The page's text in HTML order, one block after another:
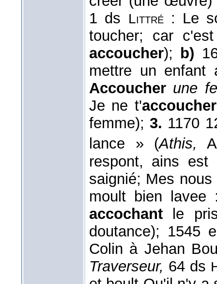
1 ds
Littré: Le
toucher; car
accoucher); b)
mettre un enfant
Accoucher une
Je ne t'
femme);3. 1170
lance » (Athis,
respont, ains
saignié; Mes
moult bien lavee
accochant le
doutance); 1545
Colin à Jehan
Traverseur, 64 ds